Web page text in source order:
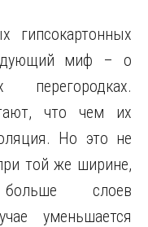
гипсокартонных
миф – о
перегородках.
что чем их
Но это не
той же ширине,
слоев
уменьшается